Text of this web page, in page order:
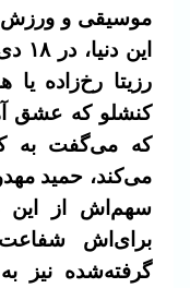
رزیتا رخ‌زاده
کنشلو که عشق
که می‌گفت به
می‌کند، حمید
سهم‌اش از این
برای‌اش
گرفته‌شده نیز